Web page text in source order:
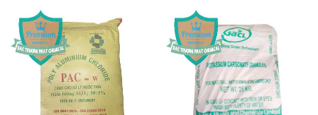
PAC – Polyaluminium
Chloride Việt Trì Việt Nam
K2Co3 – Potassium
Carbonate GACL Ấn Độ India